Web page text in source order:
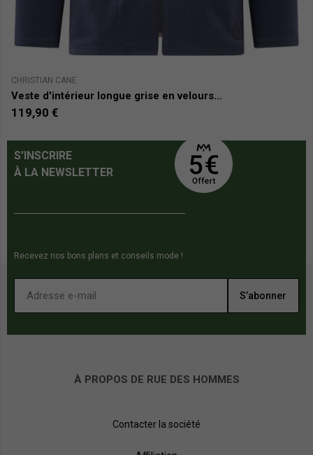
CHRISTIAN CANE
Veste d'intérieur longue grise en velours...
119,90 €
S'INSCRIRE
À LA NEWSLETTER
Recevez nos bons plans et conseils mode !
S’abonner
À PROPOS DE RUE DES HOMMES
Contacter la société